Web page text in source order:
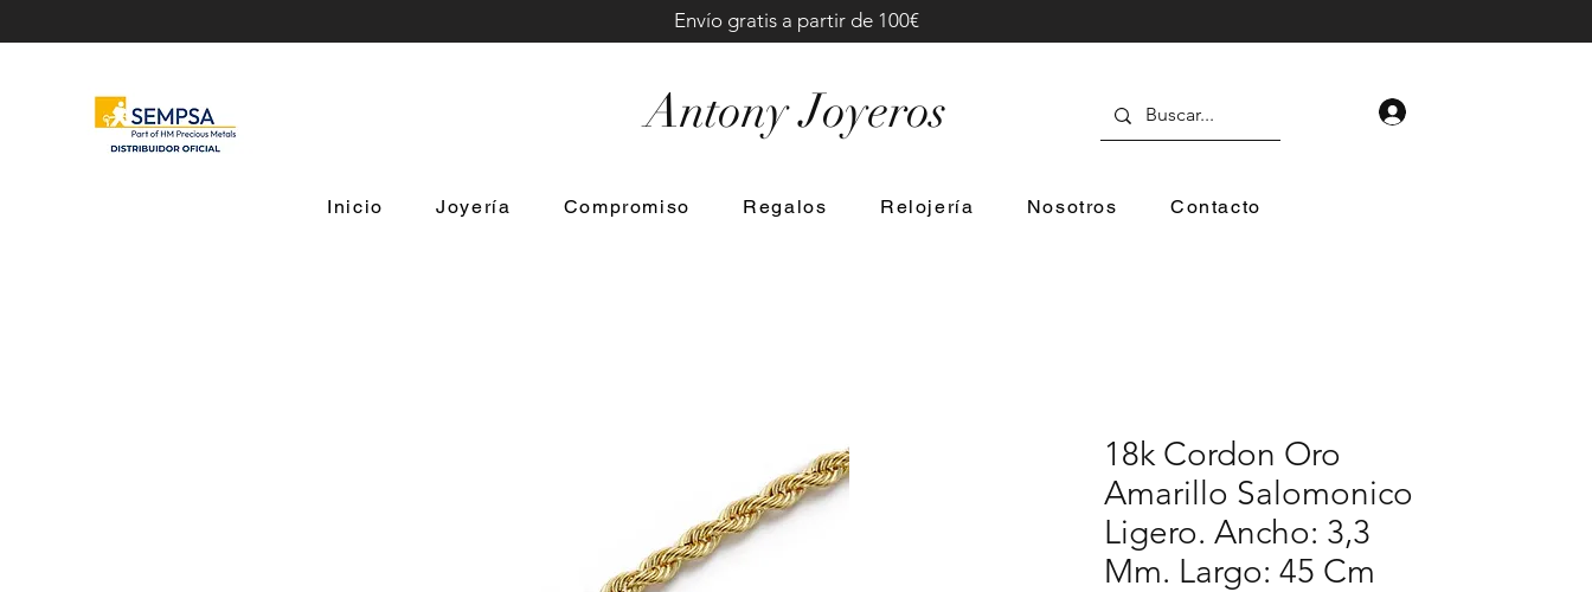
Antony Joyeros
Envío gratis a partir de 100€
Inicio Joyería Compromiso Regalos Relojería Nosotros Contacto
18k Cordon Oro
Amarillo Salomonico
Ligero. Ancho: 3,3
Mm. Largo: 45 Cm